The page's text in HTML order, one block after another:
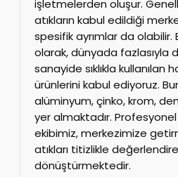
işletmelerden oluşur.
atıkların kabul edildiği
spesifik ayrımlar da olabilir.
olarak, dünyada fazlasıyla
sanayide sıklıkla kullanılan
ürünlerini kabul ediyoruz.
alüminyum, çinko, krom,
yer almaktadır.
ekibimiz, merkezimize
atıkları titizlikle
dönüştürmektedir.